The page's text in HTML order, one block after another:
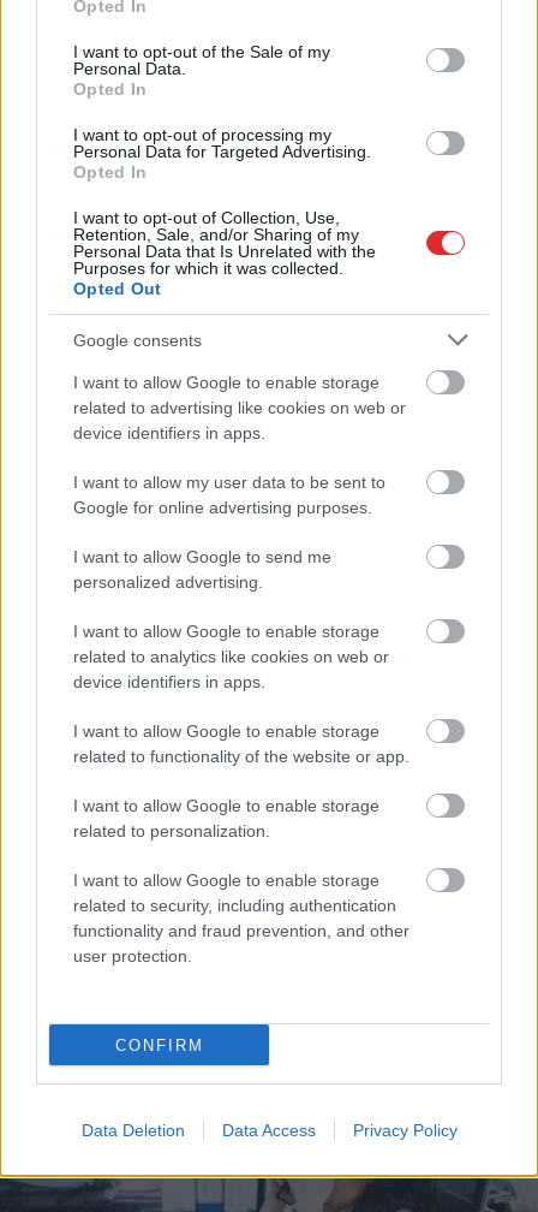
use your data for below specified purposes in below Google
consent section.
Opted In
I want to opt-out of the Sale of my
Personal Data.
Opted In
I want to opt-out of processing my
Personal Data for Targeted Advertising.
Opted In
I want to opt-out of Collection, Use,
Retention, Sale, and/or Sharing of my
Personal Data that Is Unrelated with the
Purposes for which it was collected.
Opted Out
Google consents
I want to allow Google to enable storage
related to advertising like cookies on web or
device identifiers in apps.
I want to allow my user data to be sent to
Google for online advertising purposes.
I want to allow Google to send me
personalized advertising.
I want to allow Google to enable storage
related to analytics like cookies on web or
device identifiers in apps.
I want to allow Google to enable storage
related to functionality of the website or app.
I want to allow Google to enable storage
related to personalization.
I want to allow Google to enable storage
related to security, including authentication
functionality and fraud prevention, and other
user protection.
CONFIRM
Data Deletion Data Access Privacy Policy
bruņoto spēku virspavēlnieks ir nolēmis
mainīt pieeju
“Tu varētu aizvērties!”
Beata Jonīte jau atkal
nonāk uzmanības centrā –
šoreiz ar superdārgu
pulksteni
zodiaka zīmes šajā
nedēļas nogalē kārtīgi
“nodos uguņus”, bet
“Tā var ākstīties savā
virtuvē, nevis uz
skatuves deja ar
Atcelt Ziņot